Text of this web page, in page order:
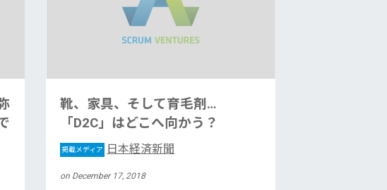
靴、家具、そして育毛剤…
「D2C」はどこへ向かう？
掲載メディア 日本経済新聞
on December 17, 2018